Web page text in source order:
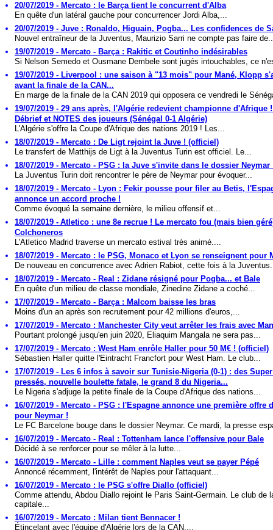
20/07/2019 - Mercato : le Barça tient le concurrent d'Alba
En quête d'un latéral gauche pour concurrencer Jordi Alba,...
20/07/2019 - Juve : Ronaldo, Higuain, Pogba... Les confidences de
Nouvel entraîneur de la Juventus, Maurizio Sarri ne compte pas faire
19/07/2019 - Mercato - Barça : Rakitic et Coutinho indésirables
Si Nelson Semedo et Ousmane Dembele sont jugés intouchables, ce
19/07/2019 - Liverpool : une saison à "13 mois" pour Mané, Klopp
avant la finale de la CAN...
En marge de la finale de la CAN 2019 qui opposera ce vendredi le
19/07/2019 - 29 ans après, l'Algérie redevient championne d'Afrique
Débrief et NOTES des joueurs (Sénégal 0-1 Algérie)
L'Algérie s'offre la Coupe d'Afrique des nations 2019 ! Les...
18/07/2019 - Mercato : De Ligt rejoint la Juve ! (officiel)
Le transfert de Matthijs de Ligt à la Juventus Turin est officiel. Le...
18/07/2019 - Mercato - PSG : la Juve s'invite dans le dossier Neymar
La Juventus Turin doit rencontrer le père de Neymar pour évoquer...
18/07/2019 - Mercato - Lyon : Fekir pousse pour filer au Betis,
annonce un accord proche !
Comme évoqué la semaine dernière, le milieu offensif et...
18/07/2019 - Atletico : une 8e recrue ! Le mercato fou (mais bien
Colchoneros
L'Atletico Madrid traverse un mercato estival très animé....
18/07/2019 - Mercato : le PSG, Monaco et Lyon se renseignent pour
De nouveau en concurrence avec Adrien Rabiot, cette fois à la
18/07/2019 - Mercato - Real : Zidane résigné pour Pogba... et Bale
En quête d'un milieu de classe mondiale, Zinedine Zidane a coché...
17/07/2019 - Mercato - Barça : Malcom baisse les bras
Moins d'un an après son recrutement pour 42 millions d'euros,...
17/07/2019 - Mercato : Manchester City veut arrêter les frais avec
Pourtant prolongé jusqu'en juin 2020, Eliaquim Mangala ne sera pas...
17/07/2019 - Mercato : West Ham enrôle Haller pour 50 M€ ! (officiel)
Sébastien Haller quitte l'Eintracht Francfort pour West Ham. Le club...
17/07/2019 - Les 6 infos à savoir sur Tunisie-Nigeria (0-1) : des
pressés, nouvelle boulette fatale, le grand 8 du Nigeria...
Le Nigeria s'adjuge la petite finale de la Coupe d'Afrique des nations...
16/07/2019 - Mercato - PSG : l'Espagne annonce une première offre
pour Neymar !
Le FC Barcelone bouge dans le dossier Neymar. Ce mardi, la presse
16/07/2019 - Mercato - Real : Tottenham lance l'offensive pour Bale
Décidé à se renforcer pour se mêler à la lutte...
16/07/2019 - Mercato - Lille : comment Naples veut se payer Pépé
Annoncé récemment, l'intérêt de Naples pour l'attaquant...
16/07/2019 - Mercato : le PSG s'offre Diallo (officiel)
Comme attendu, Abdou Diallo rejoint le Paris Saint-Germain. Le club de
capitale...
16/07/2019 - Mercato : Milan tient Bennacer !
Étincelant avec l'équipe d'Algérie lors de la CAN,...